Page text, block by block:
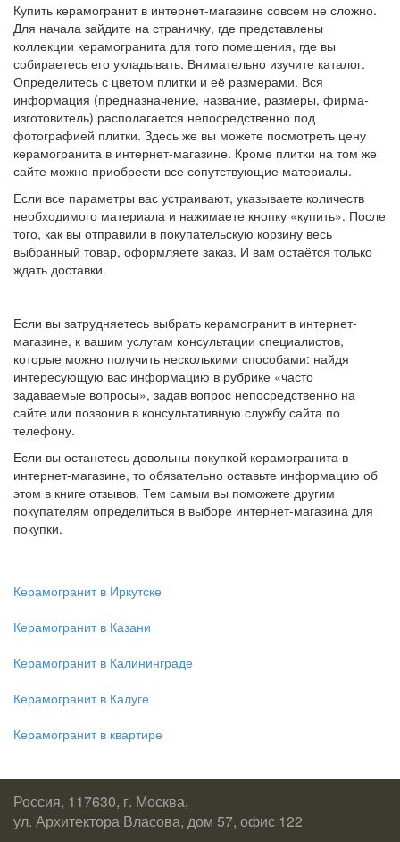
Купить керамогранит в интернет-магазине совсем не сложно.
Для начала зайдите на страничку, где представлены
коллекции керамогранита для того помещения, где вы
собираетесь его укладывать. Внимательно изучите каталог.
Определитесь с цветом плитки и её размерами. Вся
информация (предназначение, название, размеры, фирма-
изготовитель) располагается непосредственно под
фотографией плитки. Здесь же вы можете посмотреть цену
керамогранита в интернет-магазине. Кроме плитки на том же
сайте можно приобрести все сопутствующие материалы.
Если все параметры вас устраивают, указываете количеств
необходимого материала и нажимаете кнопку «купить». После
того, как вы отправили в покупательскую корзину весь
выбранный товар, оформляете заказ. И вам остаётся только
ждать доставки.
Если вы затрудняетесь выбрать керамогранит в интернет-
магазине, к вашим услугам консультации специалистов,
которые можно получить несколькими способами: найдя
интересующую вас информацию в рубрике «часто
задаваемые вопросы», задав вопрос непосредственно на
сайте или позвонив в консультативную службу сайта по
телефону.
Если вы останетесь довольны покупкой керамогранита в
интернет-магазине, то обязательно оставьте информацию об
этом в книге отзывов. Тем самым вы поможете другим
покупателям определиться в выборе интернет-магазина для
покупки.
Керамогранит в Иркутске
Керамогранит в Казани
Керамогранит в Калининграде
Керамогранит в Калуге
Керамогранит в квартире
Россия, 117630, г. Москва,
ул. Архитектора Власова, дом 57, офис 122